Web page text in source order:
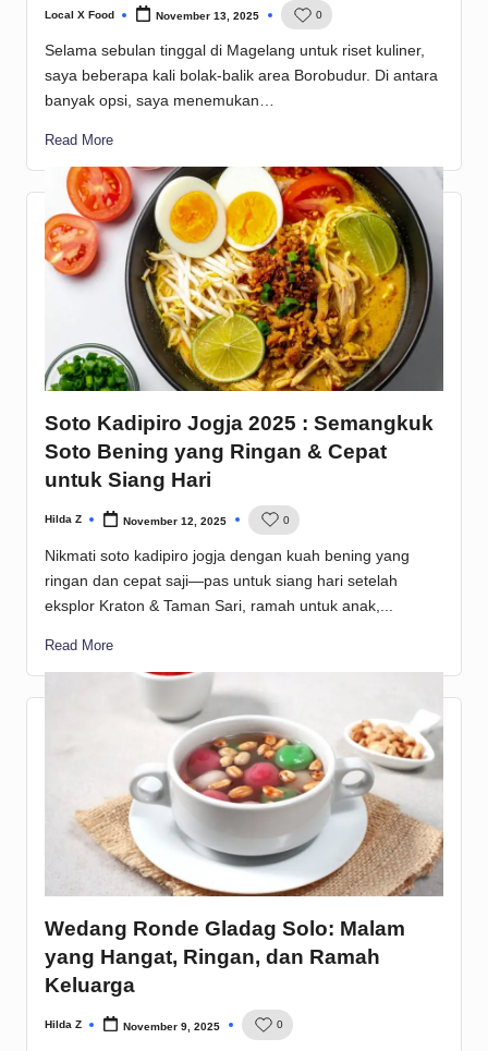
Posted
Local X Food November 13, 2025 0
Selama sebulan tinggal di Magelang untuk riset kuliner,
saya beberapa kali bolak-balik area Borobudur. Di antara
banyak opsi, saya menemukan…
Read More
Soto Kadipiro Jogja 2025 : Semangkuk
Soto Bening yang Ringan & Cepat
untuk Siang Hari
Posted
Hilda Z November 12, 2025 0
Nikmati soto kadipiro jogja dengan kuah bening yang
ringan dan cepat saji—pas untuk siang hari setelah
eksplor Kraton & Taman Sari, ramah untuk anak,...
Read More
Wedang Ronde Gladag Solo: Malam
yang Hangat, Ringan, dan Ramah
Keluarga
Posted
Hilda Z November 9, 2025 0